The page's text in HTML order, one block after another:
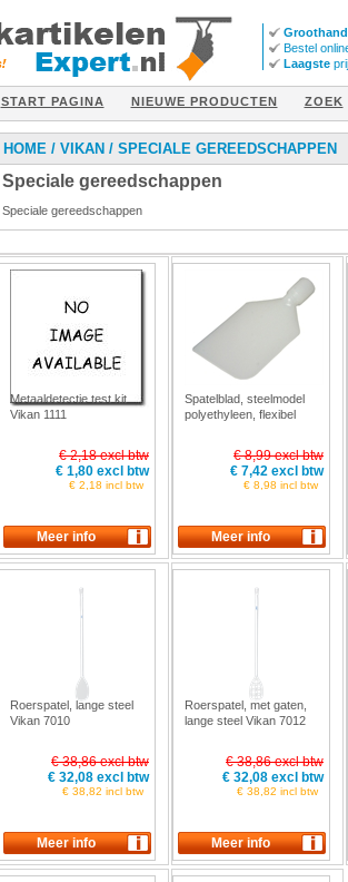
Bestel
Laagste
START PAGINA NIEUWE PRODUCTEN ZOEK
HOME/ VIKAN / SPECIALE GEREEDSCHAPPEN
Speciale gereedschappen
Speciale gereedschappen
Metaaldetectie test kit
Vikan 1111
€ 2,18 excl btw
€ 1,80 excl btw
€ 2,18 incl btw
Spatelblad, steelmodel
polyethyleen, flexibel
€ 8,99 excl btw
€ 7,42 excl btw
€ 8,98 incl btw
Roerspatel, lange steel
Vikan 7010
€ 38,86 excl btw
€ 32,08 excl btw
€ 38,82 incl btw
Roerspatel, met gaten,
lange steel Vikan 7012
€ 38,86 excl btw
€ 32,08 excl btw
€ 38,82 incl btw